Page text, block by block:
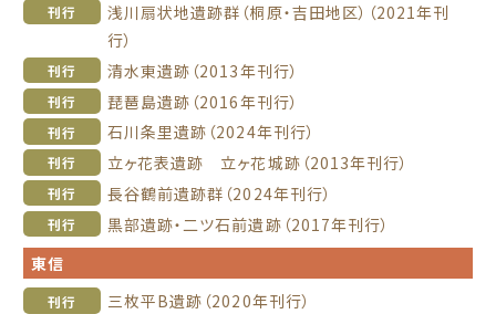
刊行
浅川扇状地遺跡群（桐原・吉田地区）（2021年刊
行）
刊行 清水東遺跡（2013年刊行）
刊行 琵琶島遺跡（2016年刊行）
刊行 石川条里遺跡（2024年刊行）
刊行 立ヶ花表遺跡 立ヶ花城跡（2013年刊行）
刊行 長谷鶴前遺跡群（2024年刊行）
刊行
黒部遺跡・二ツ石前遺跡（2017年刊行）
東信
刊行 三枚平B遺跡（2020年刊行）